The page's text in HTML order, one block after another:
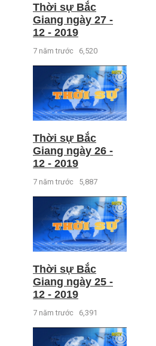
Thời sự Bắc
Giang ngày 27 -
12 - 2019
7 năm trước 6,520
Thời sự Bắc
Giang ngày 26 -
12 - 2019
7 năm trước 5,887
Thời sự Bắc
Giang ngày 25 -
12 - 2019
7 năm trước 6,391